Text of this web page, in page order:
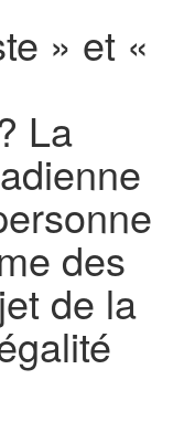
» et «
La
des
de la